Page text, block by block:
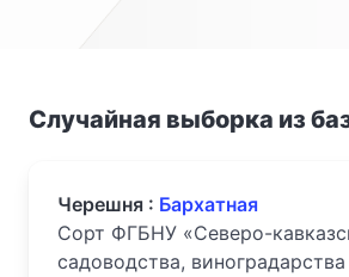
Случайная выборка из
Черешня : Бархатная
Сорт ФГБНУ «Северо-
садоводства,